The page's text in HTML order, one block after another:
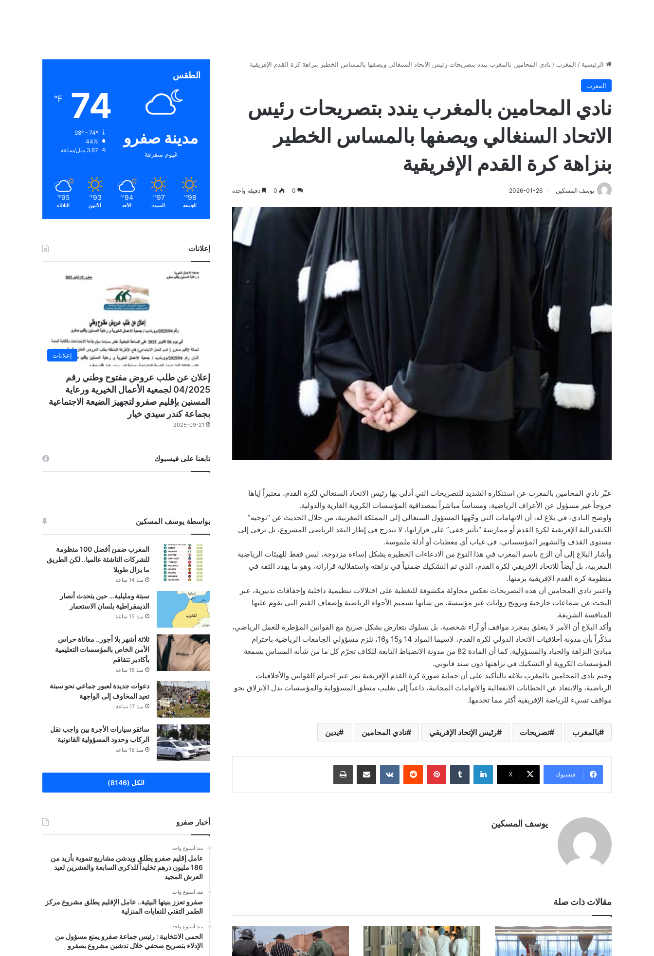
الرئيسية / المغرب / نادي المحامين بالمغرب يندد بتصريحات رئيس الاتحاد السنغالي ويصفها بالمساس الخطير بنزاهة كرة القدم الإفريقية
المغرب
نادي المحامين بالمغرب يندد بتصريحات رئيس
الاتحاد السنغالي ويصفها بالمساس الخطير
بنزاهة كرة القدم الإفريقية
يوسف المسكين 2026-01-26
0
0 دقيقة واحدة
عبّر نادي المحامين بالمغرب عن استنكاره الشديد للتصريحات التي أدلى بها رئيس الاتحاد السنغالي لكرة القدم، معتبراً إياها
خروجاً غير مسؤول عن الأعراف الرياضية، ومساساً مباشراً بمصداقية المؤسسات الكروية القارية والدولية.
وأوضح النادي، في بلاغ له، أن الاتهامات التي وجّهها المسؤول السنغالي إلى المملكة المغربية، من خلال الحديث عن “توجيه”
الكنفدرالية الإفريقية لكرة القدم أو ممارسة “تأثير خفي” على قراراتها، لا تندرج في إطار النقد الرياضي المشروع، بل ترقى إلى
مستوى القذف والتشهير المؤسساتي، في غياب أي معطيات أو أدلة ملموسة.
وأشار البلاغ إلى أن الزج باسم المغرب في هذا النوع من الادعاءات الخطيرة يشكل إساءة مزدوجة، ليس فقط للهيئات الرياضية
المغربية، بل أيضاً للاتحاد الإفريقي لكرة القدم، الذي تم التشكيك ضمنياً في نزاهته واستقلالية قراراته، وهو ما يهدد الثقة في
منظومة كرة القدم الإفريقية برمتها.
واعتبر نادي المحامين أن هذه التصريحات تعكس محاولة مكشوفة للتغطية على اختلالات تنظيمية داخلية وإخفاقات تدبيرية، عبر
البحث عن شماعات خارجية وترويج روايات غير مؤسسة، من شأنها تسميم الأجواء الرياضية وإضعاف القيم التي تقوم عليها
المنافسة الشريفة.
وأكد البلاغ أن الأمر لا يتعلق بمجرد مواقف أو آراء شخصية، بل بسلوك يتعارض بشكل صريح مع القوانين المؤطرة للعمل الرياضي،
مذكّراً بأن مدونة أخلاقيات الاتحاد الدولي لكرة القدم، لاسيما المواد 14 و15 و16، تلزم مسؤولي الجامعات الرياضية باحترام
مبادئ النزاهة والحياد والمسؤولية. كما أن المادة 82 من مدونة الانضباط التابعة للكاف تجرّم كل ما من شأنه المساس بسمعة
المؤسسات الكروية أو التشكيك في نزاهتها دون سند قانوني.
وختم نادي المحامين بالمغرب بلاغه بالتأكيد على أن حماية صورة كرة القدم الإفريقية تمر عبر احترام القوانين والأخلاقيات
الرياضية، والابتعاد عن الخطابات الانفعالية والاتهامات المجانية، داعياً إلى تغليب منطق المسؤولية والمؤسسات بدل الانزلاق نحو
مواقف تسيء للرياضة الإفريقية أكثر مما تخدمها.
بالمغرب تصريحات رئيس الإتحاد الإفريقي نادي المحامين يدين
فيسبوك ‫X
لينكدإن بينتيريست مشاركة عبر البريد طباعة
يوسف المسكين
مقالات ذات صلة
الطقس
مدينة صفرو
غيوم متفرقة
74
℉
44%
3.87 ميل/ساعة
98
℉
الجمعة
97
℉
السبت
94
℉
الأحد
93
℉
الأثنين
95
℉
الثلاثاء
إعلانات
إعلانات
إعلان عن طلب عروض مفتوح وطني رقم
04/2025 لجمعية الأعمال الخيرية ورعاية
المسنين بإقليم صفرو لتجهيز الضيعة الاجتماعية
بجماعة كندر سيدي خيار
2025-09-21
تابعنا على فيسبوك
بواسطة يوسف المسكين
المغرب ضمن أفضل 100 منظومة
للشركات الناشئة عالميا.. لكن الطريق
ما يزال طويلا
منذ 14 ساعة
سبتة ومليلية… حين يتحدث أنصار
الديمقراطية بلسان الاستعمار
منذ 15 ساعة
ثلاثة أشهر بلا أجور.. معاناة حراس
الأمن الخاص بالمؤسسات التعليمية
بأكادير تتفاقم
منذ 16 ساعة
دعوات جديدة لعبور جماعي نحو سبتة
تعيد المخاوف إلى الواجهة
منذ 17 ساعة
سائقو سيارات الأجرة بين واجب نقل
الركاب وحدود المسؤولية القانونية
منذ 18 ساعة
الكل (8146)
أخبار صفرو
منذ أسبوع واحد
عامل إقليم صفرو يطلق ويدشن مشاريع تنموية بأزيد من
186 مليون درهم تخليداً للذكرى السابعة والعشرين لعيد
العرش المجيد
منذ أسبوع واحد
صفرو تعزز بنيتها البيئية.. عامل الإقليم يطلق مشروع مركز
الطمر التقني للنفايات المنزلية
منذ أسبوع واحد
الحمى الانتخابية : رئيس جماعة صفرو يمنع مسؤول من
الإدلاء بتصريح صحفي خلال تدشين مشروع بصفرو